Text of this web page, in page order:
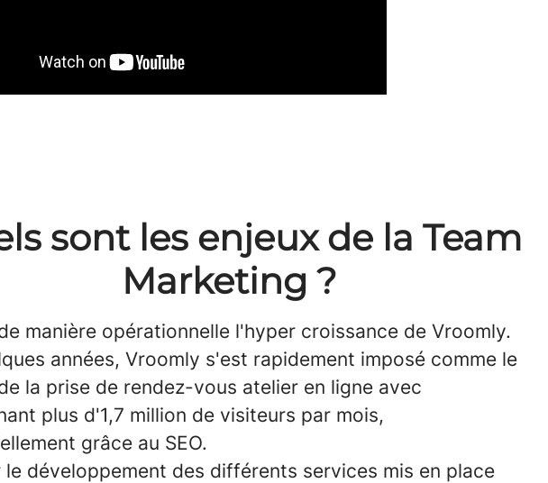
sont les enjeux de la Team
Marketing ?
manière opérationnelle l'hyper croissance de Vroomly.
années, Vroomly s'est rapidement imposé comme le
la prise de rendez-vous atelier en ligne avec
plus d'1,7 million de visiteurs par mois,
grâce au SEO.
le développement des différents services mis en place